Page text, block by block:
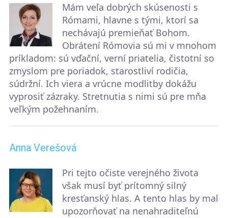
Mám veľa dobrých skúsenosti s
Rómami, hlavne s tými, ktorí sa
nechávajú premieňať Bohom.
Obrátení Rómovia sú mi v mnohom
príkladom: sú vďační, verní priatelia, čistotní so
zmyslom pre poriadok, starostliví rodičia,
súdržní. Ich viera a vrúcne modlitby dokážu
vyprosiť zázraky. Stretnutia s nimi sú pre mňa
veľkým požehnaním.
Anna Verešová
Pri tejto očiste verejného života
však musí byť prítomný silný
kresťanský hlas. A tento hlas by mal
upozorňovať na nenahraditeľnú